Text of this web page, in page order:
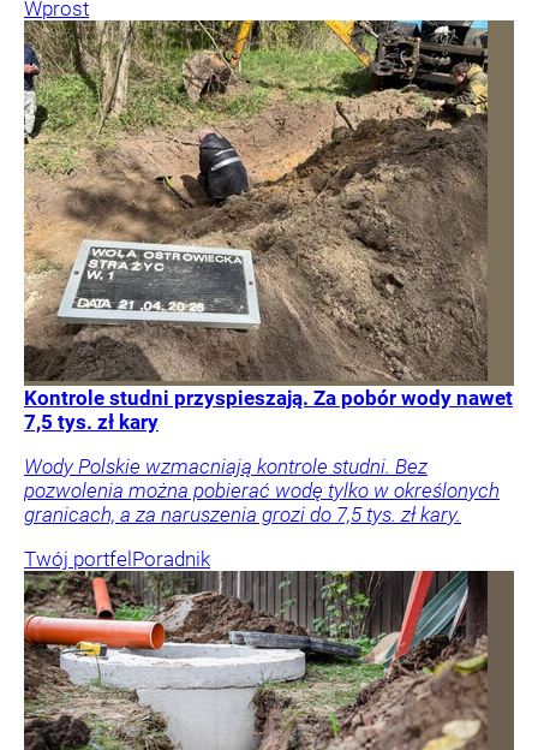
Wprost
Kontrole studni przyspieszają. Za pobór wody nawet
7,5 tys. zł kary
Wody Polskie wzmacniają kontrole studni. Bez
pozwolenia można pobierać wodę tylko w określonych
granicach, a za naruszenia grozi do 7,5 tys. zł kary.
Twój portfelPoradnik